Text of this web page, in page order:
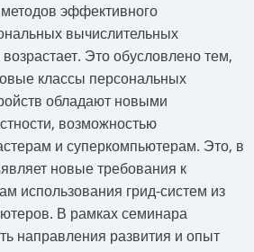
эффективного
вычислительных
Это обусловлено тем,
классы персональных
обладают новыми
возможностью
и суперкомпьютерам. Это, в
новые требования к
использования грид-систем из
В рамках семинара
направления развития и опыт